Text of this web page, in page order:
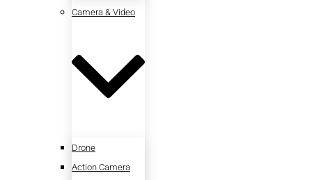
Camera & Video
Drone
Action Camera